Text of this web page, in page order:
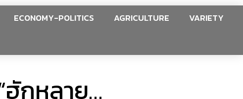
ECONOMY-POLITICS AGRICULTURE
VARIETY
กหลาย…